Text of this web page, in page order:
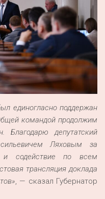
единогласно поддержан
командой продолжим
депутатский
Ляховым за
и содействие по всем
трансляция доклада
, — сказал Губернатор